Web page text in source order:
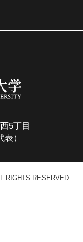
5丁目
）
RIGHTS RESERVED.